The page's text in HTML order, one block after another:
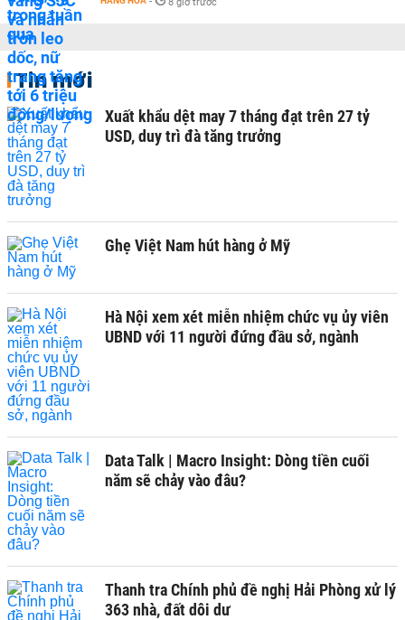
Tin mới
Xuất khẩu dệt may 7 tháng đạt trên 27 tỷ
USD, duy trì đà tăng trưởng
Ghẹ Việt Nam hút hàng ở Mỹ
Hà Nội xem xét miễn nhiệm chức vụ ủy viên
UBND với 11 người đứng đầu sở, ngành
Data Talk | Macro Insight: Dòng tiền cuối
năm sẽ chảy vào đâu?
Thanh tra Chính phủ đề nghị Hải Phòng xử lý
363 nhà, đất dôi dư